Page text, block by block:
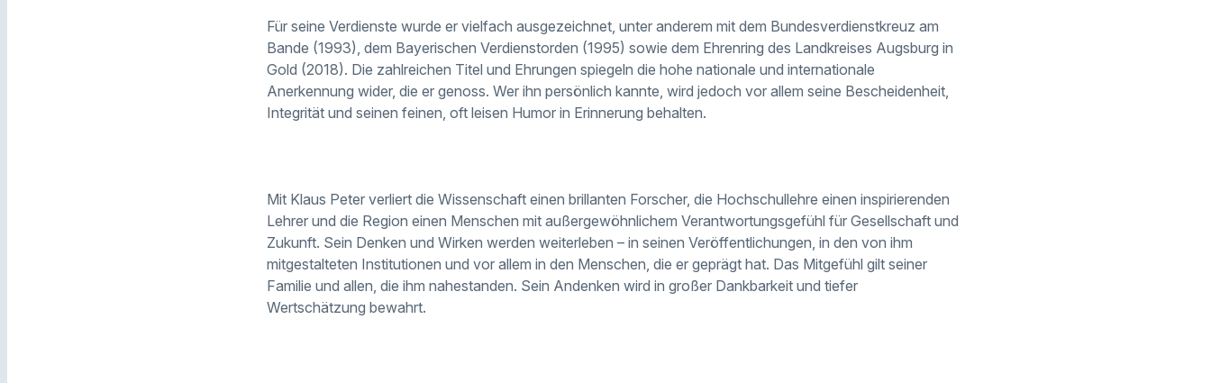
Für seine Verdienste wurde er vielfach ausgezeichnet, unter anderem mit dem Bundesverdienstkreuz am
Bande (1993), dem Bayerischen Verdienstorden (1995) sowie dem Ehrenring des Landkreises Augsburg in
Gold (2018). Die zahlreichen Titel und Ehrungen spiegeln die hohe nationale und internationale
Anerkennung wider, die er genoss. Wer ihn persönlich kannte, wird jedoch vor allem seine Bescheidenheit,
Integrität und seinen feinen, oft leisen Humor in Erinnerung behalten.
Mit Klaus Peter verliert die Wissenschaft einen brillanten Forscher, die Hochschullehre einen inspirierenden
Lehrer und die Region einen Menschen mit außergewöhnlichem Verantwortungsgefühl für Gesellschaft und
Zukunft. Sein Denken und Wirken werden weiterleben – in seinen Veröffentlichungen, in den von ihm
mitgestalteten Institutionen und vor allem in den Menschen, die er geprägt hat. Das Mitgefühl gilt seiner
Familie und allen, die ihm nahestanden. Sein Andenken wird in großer Dankbarkeit und tiefer
Wertschätzung bewahrt.